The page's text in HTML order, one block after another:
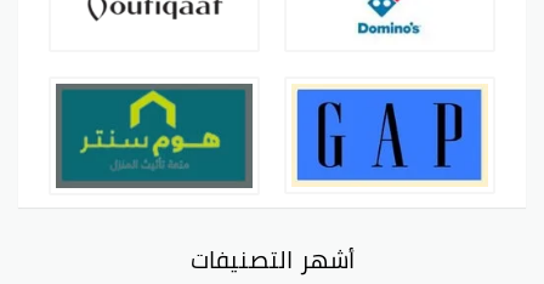
أشهر التصنيفات